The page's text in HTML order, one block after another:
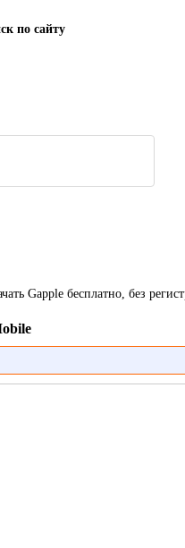
по сайту
Gapple бесплатно, без